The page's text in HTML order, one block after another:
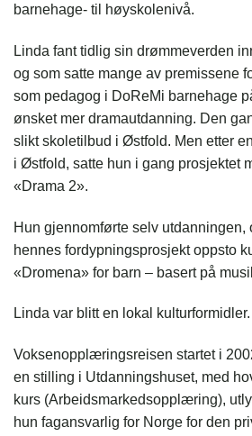
barnehage- til høyskolenivå.
Linda fant tidlig sin drømmeverden
og som satte mange av premissene
som pedagog i DoReMi barnehage
ønsket mer dramautdanning. Den
slikt skoletilbud i Østfold. Men etter
i Østfold, satte hun i gang prosjektet
«Drama 2».
Hun gjennomførte selv utdanningen,
hennes fordypningsprosjekt oppsto
«Dromena» for barn – basert på
Linda var blitt en lokal kulturformidler.
Voksenopplæringsreisen startet i
en stilling i Utdanningshuset, med
kurs (Arbeidsmarkedsopplæring),
hun fagansvarlig for Norge for den